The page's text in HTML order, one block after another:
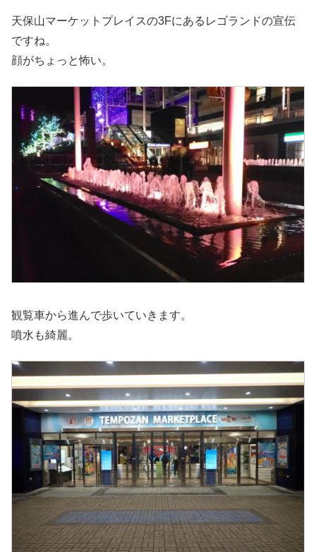
天保山マーケットプレイスの3Fにあるレゴランドの宣伝
ですね。
顔がちょっと怖い。
観覧車から進んで歩いていきます。
噴水も綺麗。